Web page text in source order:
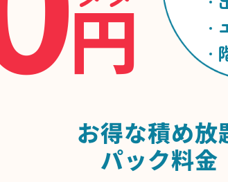
円
お得な積め放
パック料金